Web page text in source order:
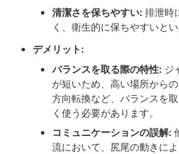
清潔さを保ちやすい: 排泄時
く、衛生的に保ちやすいと
デメリット:
バランスを取る際の特性: ジ
が短いため、高い場所から
方向転換など、バランスを
く使う必要があります。
コミュニケーションの誤解:
流において、尻尾の動きに